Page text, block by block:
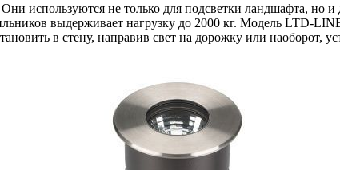
используются не только для подсветки ландшафта, но
выдерживает нагрузку до 2000 кг. Модель LTD-
в стену, направив свет на дорожку или наоборот,